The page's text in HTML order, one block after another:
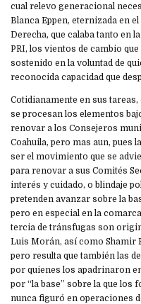
cual relevo generacional
Blanca Eppen, eternizada en
Derecha, que calaba tanto en
PRI, los vientos de cambio
sostenido en la voluntad de
reconocida capacidad que
Cotidianamente en sus
se procesan los elementos
renovar a los Consejeros
Coahuila, pero mas aun, pues
ser el movimiento que se
para renovar a sus Comités
interés y cuidado, o blindaje
pretenden avanzar sobre la
pero en especial en la
tercia de tránsfugas son
Luis Morán, así como Shamir
pero resulta que también las
por quienes los apadrinaron
por “la base” sobre la que
nunca figuró en operaciones